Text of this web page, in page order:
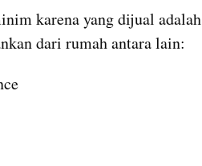
karena yang dijual adalah
dari rumah antara lain: